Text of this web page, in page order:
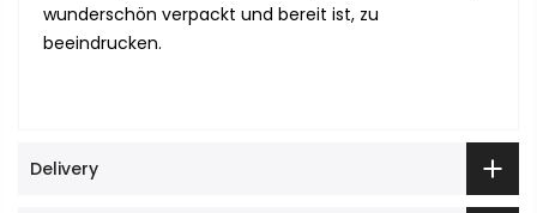
wunderschön verpackt und bereit ist, zu
beeindrucken.
Delivery